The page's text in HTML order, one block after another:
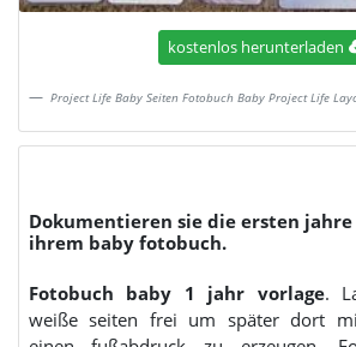
kostenlos herunterladen
Project Life Baby Seiten Fotobuch Baby Project Life
Dokumentieren sie die ersten
ihrem baby fotobuch.
Fotobuch baby 1 jahr vorlage.
weiße seiten frei um später dort